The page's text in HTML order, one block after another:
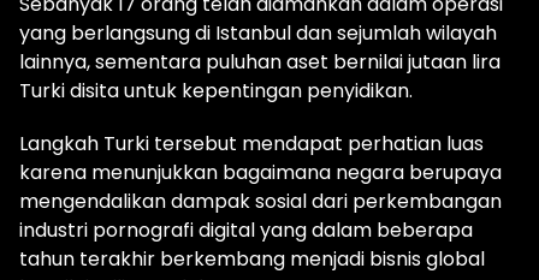
yang berlangsung di Istanbul dan sejumlah wilayah
lainnya, sementara puluhan aset bernilai jutaan lira
Turki disita untuk kepentingan penyidikan.
Langkah Turki tersebut mendapat perhatian luas
karena menunjukkan bagaimana negara berupaya
mengendalikan dampak sosial dari perkembangan
industri pornografi digital yang dalam beberapa
tahun terakhir berkembang menjadi bisnis global